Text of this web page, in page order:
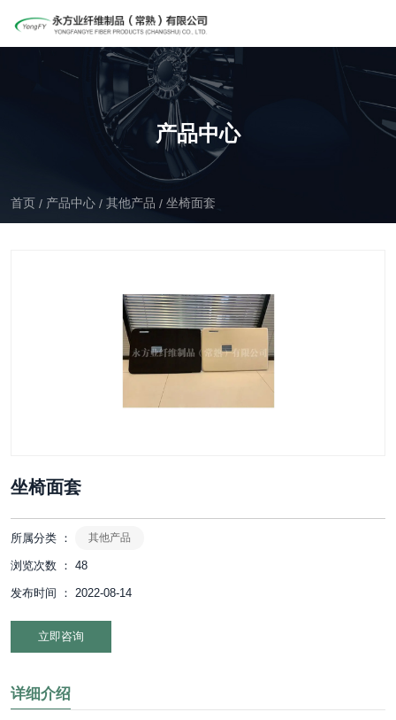
产品中心
首页 / 产品中心 / 其他产品 / 坐椅面套
坐椅面套
所属分类 ： 其他产品
浏览次数 ： 48
发布时间 ： 2022-08-14
立即咨询
详细介绍